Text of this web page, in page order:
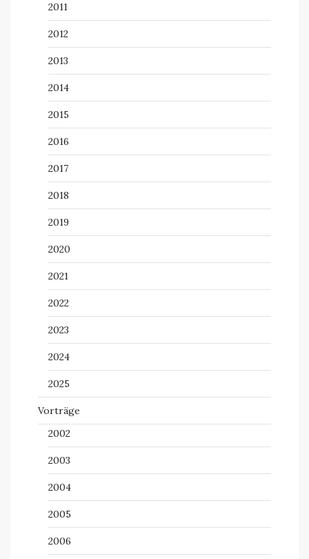
2011
2012
2013
2014
2015
2016
2017
2018
2019
2020
2021
2022
2023
2024
2025
Vorträge
2002
2003
2004
2005
2006